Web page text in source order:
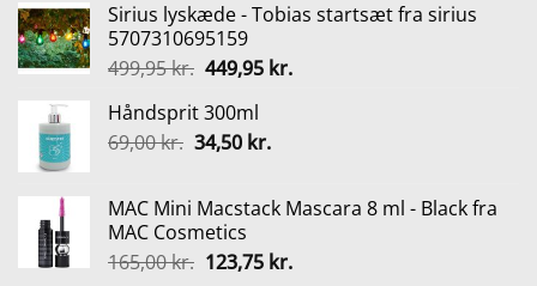
pris
var:
200,00 kr..
pris
150,00 kr..
Sirius lyskæde - Tobias startsæt fra sirius
5707310695159
499,95kr. Den
pris
var:
449,95 kr.Den
Håndsprit 300ml
69,00kr. Den
var:
69,00 kr..
34,50 kr.Den
er:
MAC Mini Macstack Mascara 8 ml - Black fra
MAC Cosmetics
165,00kr. Den
123,75 kr.Den